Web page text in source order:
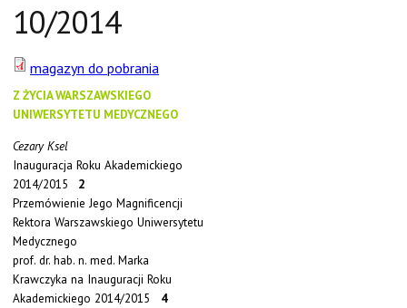
10/2014
magazyn do pobrania
Z ŻYCIA WARSZAWSKIEGO
UNIWERSYTETU MEDYCZNEGO
Cezary Ksel
Inauguracja Roku Akademickiego
2014/2015
2
Przemówienie Jego Magnificencji
Rektora Warszawskiego Uniwersytetu
Medycznego
prof. dr. hab. n. med. Marka
Krawczyka na Inauguracji Roku
Akademickiego 2014/2015 4